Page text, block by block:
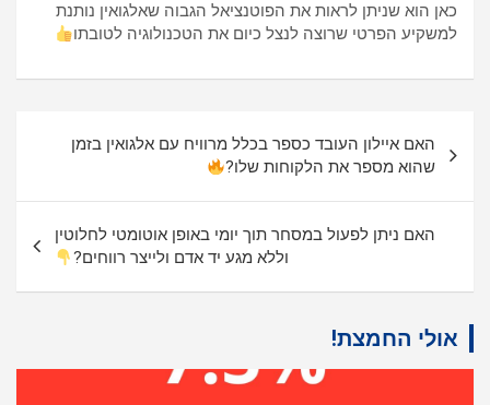
כאן הוא שניתן לראות את הפוטנציאל הגבוה שאלגואין נותנת
למשקיע הפרטי שרוצה לנצל כיום את הטכנולוגיה לטובתו
האם איילון העובד כספר בכלל מרוויח עם אלגואין בזמן
שהוא מספר את הלקוחות שלו?
האם ניתן לפעול במסחר תוך יומי באופן אוטומטי לחלוטין
וללא מגע יד אדם ולייצר רווחים?
אולי החמצת!